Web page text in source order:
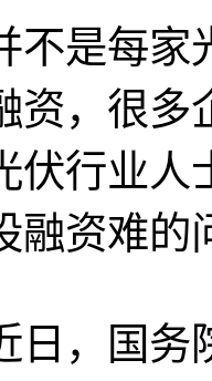
每家光
资，很多
伏行业人
融资难的
国务院